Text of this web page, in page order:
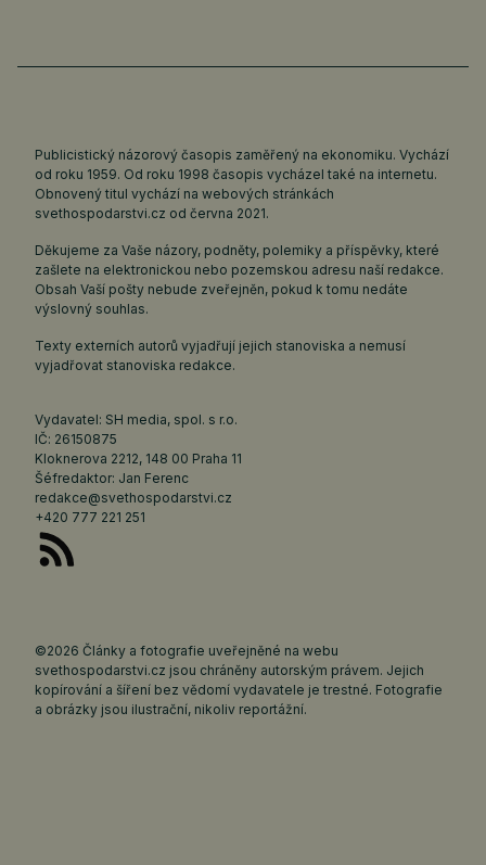
Publicistický názorový časopis zaměřený na ekonomiku. Vychází
od roku 1959. Od roku 1998 časopis vycházel také na internetu.
Obnovený titul vychází na webových stránkách
svethospodarstvi.cz od června 2021.
Děkujeme za Vaše názory, podněty, polemiky a příspěvky, které
zašlete na elektronickou nebo pozemskou adresu naší redakce.
Obsah Vaší pošty nebude zveřejněn, pokud k tomu nedáte
výslovný souhlas.
Texty externích autorů vyjadřují jejich stanoviska a nemusí
vyjadřovat stanoviska redakce.
Vydavatel: SH media, spol. s r.o.
IČ: 26150875
Kloknerova 2212, 148 00 Praha 11
Šéfredaktor: Jan Ferenc
redakce@svethospodarstvi.cz
+420 777 221 251
©2026 Články a fotografie uveřejněné na webu
svethospodarstvi.cz jsou chráněny autorským právem. Jejich
kopírování a šíření bez vědomí vydavatele je trestné. Fotografie
a obrázky jsou ilustrační, nikoliv reportážní.